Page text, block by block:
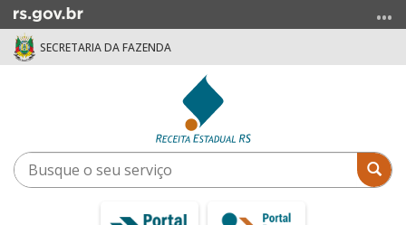
para
menu
SECRETARIA DA FAZENDA
Busque
o